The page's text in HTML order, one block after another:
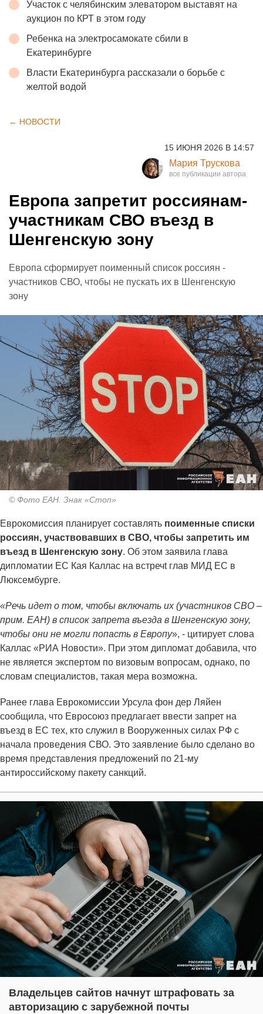
Участок с челябинским элеватором выставят на
аукцион по КРТ в этом году
Ребенка на электросамокате сбили в
Екатеринбурге
Власти Екатеринбурга рассказали о борьбе с
желтой водой
← НОВОСТИ
15 ИЮНЯ 2026 В 14:57
Мария Трускова
Европа запретит россиянам-
участникам СВО въезд в
Шенгенскую зону
Европа сформирует поименный список россиян -
участников СВО, чтобы не пускать их в Шенгенскую
зону
© Фото ЕАН. Знак «Стоп»
Еврокомиссия планирует составлять поименные списки
россиян, участвовавших в СВО, чтобы запретить им
въезд в Шенгенскую зону. Об этом заявила глава
дипломатии ЕС Кая Каллас на встречt глав МИД ЕС в
Люксембурге.
«Речь идет о том, чтобы включать их (участников СВО –
прим. ЕАН) в список запрета въезда в Шенгенскую зону,
чтобы они не могли попасть в Европу», - цитирует слова
Каллас «РИА Новости». При этом дипломат добавила, что
не является экспертом по визовым вопросам, однако, по
словам специалистов, такая мера возможна.
Ранее глава Еврокомиссии Урсула фон дер Ляйен
сообщила, что Евросоюз предлагает ввести запрет на
въезд в ЕС тех, кто служил в Вооруженных силах РФ с
начала проведения СВО. Это заявление было сделано во
время представления предложений по 21-му
антироссийскому пакету санкций.
Владельцев сайтов начнут штрафовать за
авторизацию с зарубежной почты